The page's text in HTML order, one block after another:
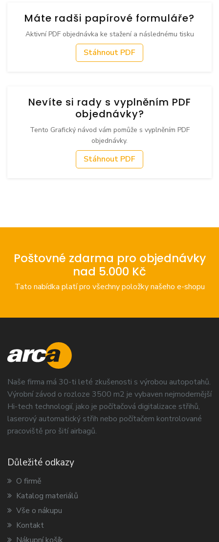
Máte radši papírové formuláře?
Aktivní PDF objednávka ke stažení a následnému tisku
Stáhnout PDF
Nevíte si rady s vyplněním PDF
objednávky?
Tento Grafický návod vám pomůže s vyplněním PDF
objednávky.
Stáhnout PDF
Poštovné zdarma pro objednávky
nad 5.000 Kč
Tato nabídka platí pro všechny položky našeho e-shopu
Naše firma má 30-ti leté zkušenosti s výrobou autopotahů.
Výrobní závod o rozloze 3500 m2 je vybaven nejmodernější
Hi-tech technologií, jako je počítačová digitalizace střihů,
laserový automatický střih nebo počítačem kontrolované
pracoviště pro šití airbagů.
Důležité odkazy
O firmě
Katalog materiálů
Vše o nákupu
Kontakt